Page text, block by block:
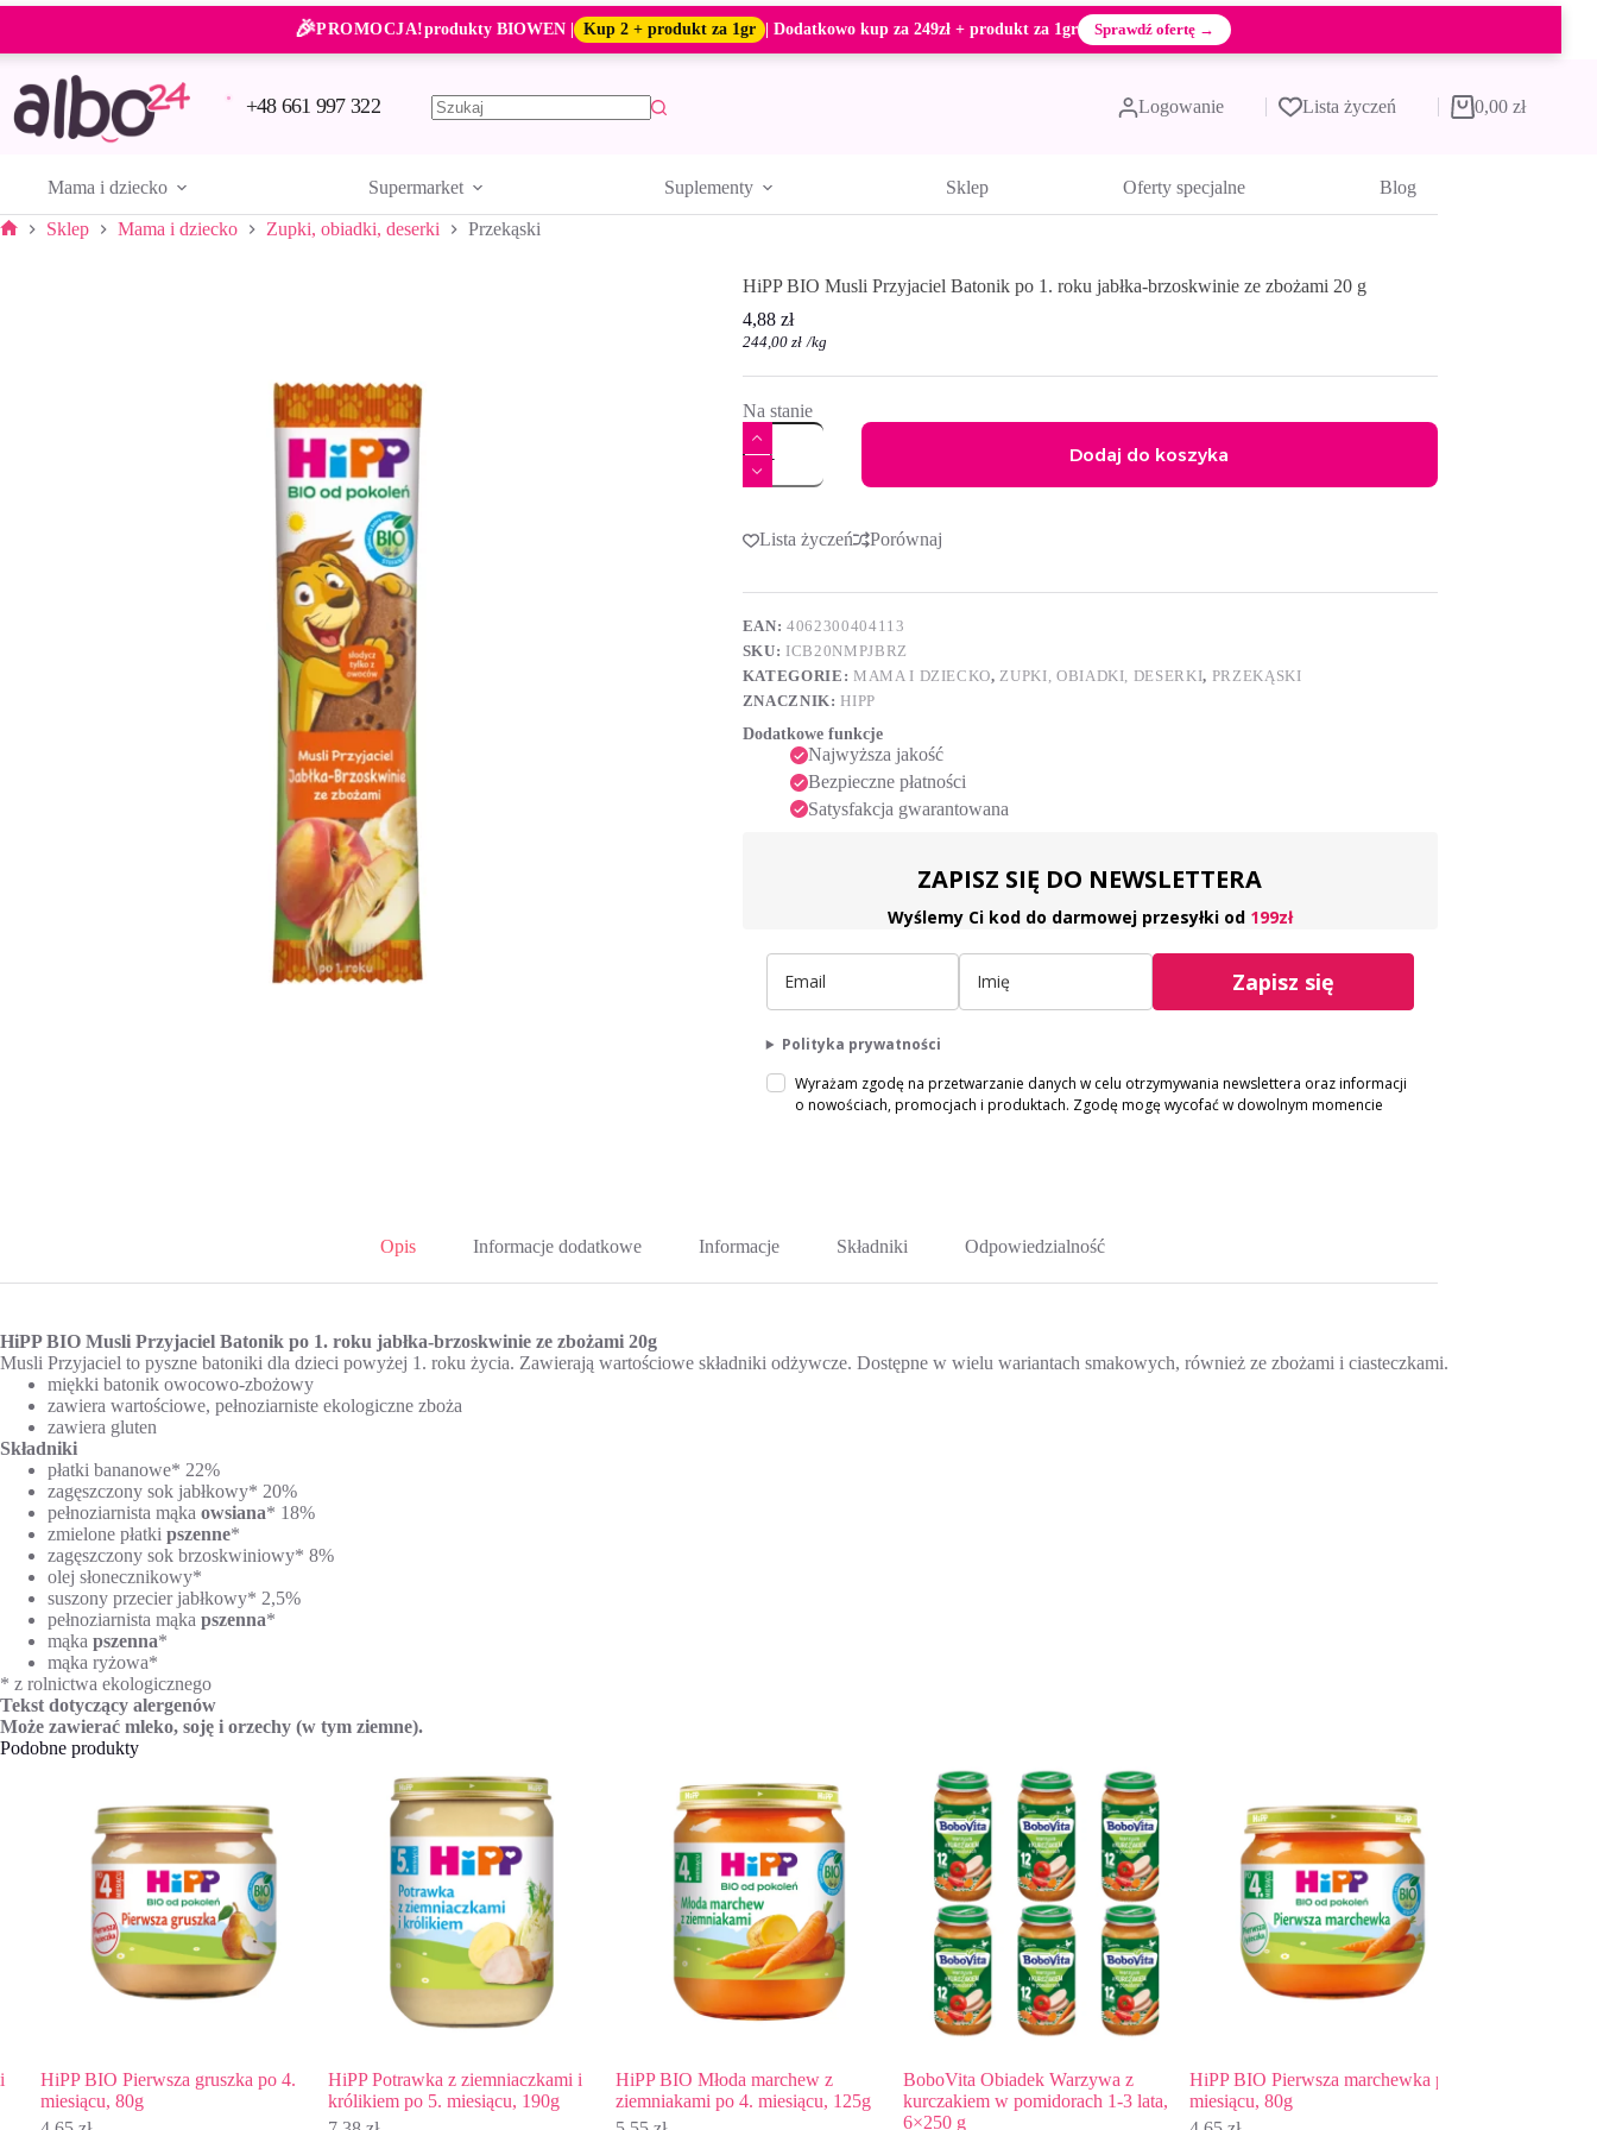
Przejdź
treści
🎉PROMOCJA!produkty BIOWEN | Kup 2 + produkt za 1gr | Dodatkowo kup za 249zł + produkt za 1gr Sprawdź ofertę →
+48 661 997 322 Logowanie Lista życzeń Koszyk
0,00 zł
Mama i dziecko Supermarket Suplementy Sklep Oferty specjalne Blog
Sklep Mama i dziecko Zupki, obiadki, deserki Przekąski
HiPP BIO Musli Przyjaciel Batonik po 1. roku jabłka-brzoskwinie ze zbożami 20 g
4,88 zł
244,00 zł /kg
Na stanie
ilość
HiPP
BIO
Musli
Batonik
po
roku
brzoskwinie
ze
zbożami
20
Dodaj do koszyka
t
a
t
i
v
e
:
Lista życzeń Porównaj
EAN:4062300404113
SKU: ICB20NMPJBRZ
KATEGORIE: MAMA I DZIECKO,ZUPKI, OBIADKI, DESERKI, PRZEKĄSKI
ZNACZNIK:HIPP
Dodatkowe funkcje
Najwyższa jakość
Bezpieczne płatności
Satysfakcja gwarantowana
ZAPISZ SIĘ DO NEWSLETTERA
Wyślemy Ci kod do darmowej przesyłki od 199zł
Zapisz się
Polityka prywatności
Wyrażam zgodę na przetwarzanie danych w celu otrzymywania newslettera oraz informacji
o nowościach, promocjach i produktach. Zgodę mogę wycofać w dowolnym momencie
Opis Informacje dodatkowe Informacje Składniki Odpowiedzialność
HiPP BIO Musli Przyjaciel Batonik po 1. roku jabłka-brzoskwinie ze zbożami 20g
Musli Przyjaciel to pyszne batoniki dla dzieci powyżej 1. roku życia. Zawierają wartościowe składniki odżywcze. Dostępne w wielu wariantach smakowych, również ze zbożami i ciasteczkami.
miękki batonik owocowo-zbożowy
zawiera wartościowe, pełnoziarniste ekologiczne zboża
zawiera gluten
Składniki
płatki bananowe* 22%
zagęszczony sok jabłkowy* 20%
pełnoziarnista mąka owsiana* 18%
zmielone płatki pszenne*
zagęszczony sok brzoskwiniowy* 8%
olej słonecznikowy*
suszony przecier jabłkowy* 2,5%
pełnoziarnista mąka pszenna*
mąka pszenna*
mąka ryżowa*
* z rolnictwa ekologicznego
Tekst dotyczący alergenów
Może zawierać mleko, soję i orzechy (w tym ziemne).
Podobne produkty
HiPP BIO Pierwsza gruszka po 4.
miesiącu, 80g
HiPP Potrawka z ziemniaczkami i
królikiem po 5. miesiącu, 190g
HiPP BIO Młoda marchew z
ziemniakami po 4. miesiącu, 125g
BoboVita Obiadek Warzywa z
kurczakiem w pomidorach 1-3 lata,
6×250 g
HiPP BIO Pierwsza marchewka po 4.
miesiącu, 80g